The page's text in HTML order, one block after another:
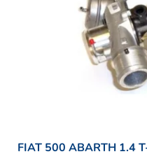
FIAT 500 ABARTH 1.4